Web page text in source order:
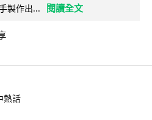
製作出...
閱讀全文
熱話